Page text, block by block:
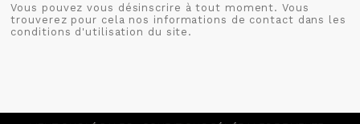
Vous pouvez vous désinscrire à tout moment. Vous
trouverez pour cela nos informations de contact dans les
conditions d'utilisation du site.